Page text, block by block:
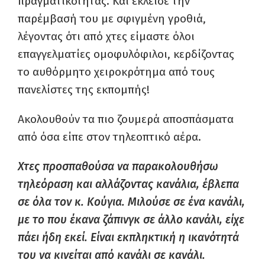
παρέμβασή του με σφιγμένη γροθιά,
λέγοντας ότι από χτες είμαστε όλοι
επαγγελματίες ομοφυλόφιλοι, κερδίζοντας
το αυθόρμητο χειροκρότημα από τους
πανελίστες της εκπομπής!
Ακολουθούν τα πιο ζουμερά αποσπάσματα
από όσα είπε στον τηλεοπτικό αέρα.
Χτες προσπαθούσα να παρακολουθήσω
τηλεόραση και αλλάζοντας κανάλια, έβλεπα
σε όλα τον κ. Κούγια. Μιλούσε σε ένα κανάλι,
με το που έκανα ζάπινγκ σε άλλο κανάλι, είχε
πάει ήδη εκεί. Είναι εκπληκτική η ικανότητά
του να κινείται από κανάλι σε κανάλι.